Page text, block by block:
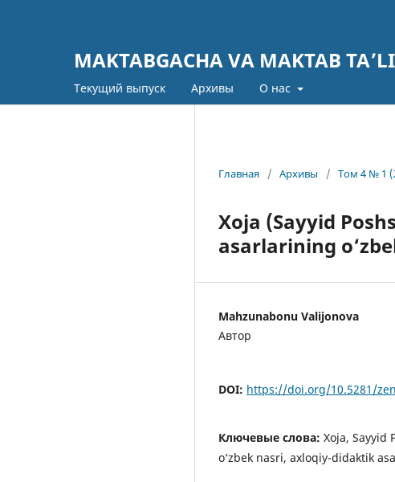
MAKTABGACHA VA MAKTAB
Текущий выпуск Архивы О нас
Главная / Архивы / Том 4 № 1
Xoja (Sayyid
asarlarining
Mahzunabonu Valijonova
Автор
DOI: https://doi.org/10.5281/
Ключевые слова: Xoja, Sayyid
o‘zbek nasri, axloqiy-didaktik